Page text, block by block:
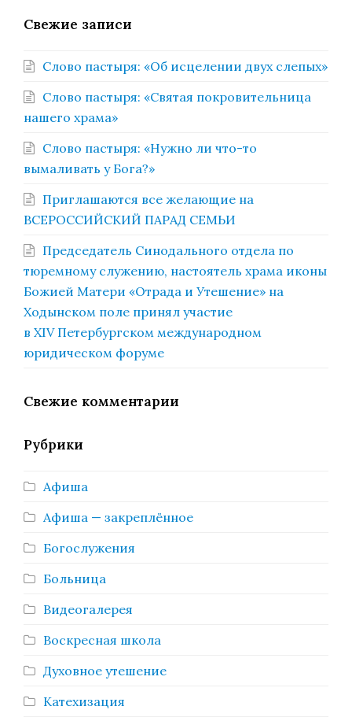
Свежие записи
Слово пастыря: «Об исцелении двух слепых»
Слово пастыря: «Святая покровительница
нашего храма»
Слово пастыря: «Нужно ли что-то
вымаливать у Бога?»
Приглашаются все желающие на
ВСЕРОССИЙСКИЙ ПАРАД СЕМЬИ
Председатель Синодального отдела по
тюремному служению, настоятель храма иконы
Божией Матери «Отрада и Утешение» на
Ходынском поле принял участие
в XIV Петербургском международном
юридическом форуме
Свежие комментарии
Рубрики
Афиша
Афиша — закреплённое
Богослужения
Больница
Видеогалерея
Воскресная школа
Духовное утешение
Катехизация